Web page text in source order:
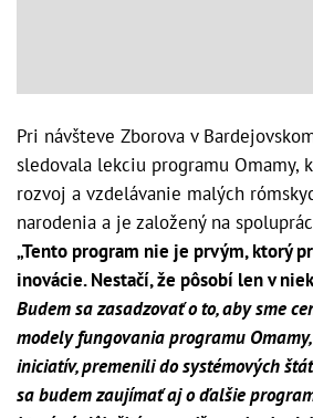
Pri návšteve Zborova v
sledovala lekciu programu Omamy,
rozvoj a vzdelávanie malých
narodenia a je založený na
„Tento program nie je prvým, ktorý
inovácie. Nestačí, že pôsobí len v
Budem sa zasadzovať o to, aby sme
modely fungovania programu
iniciatív, premenili do systémových
sa budem zaujímať aj o ďalšie